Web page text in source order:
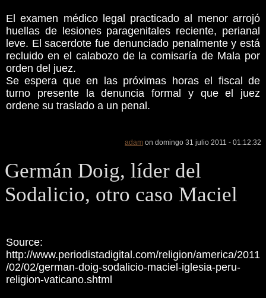
El examen médico legal practicado al menor arrojó
huellas de lesiones paragenitales reciente, perianal
leve. El sacerdote fue denunciado penalmente y está
recluido en el calabozo de la comisaría de Mala por
orden del juez.
Se espera que en las próximas horas el fiscal de
turno presente la denuncia formal y que el juez
ordene su traslado a un penal.
adam on domingo 31 julio 2011 - 01:12:32
Germán Doig, líder del
Sodalicio, otro caso Maciel
Source:
http://www.periodistadigital.com/religion/america/2011
/02/02/german-doig-sodalicio-maciel-iglesia-peru-
religion-vaticano.shtml